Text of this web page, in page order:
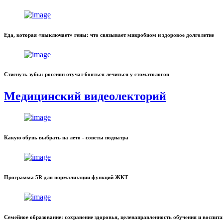
Еда, которая «выключает» гены: что связывает микробиом и здоровое долголетие
Стиснуть зубы: россиян отучат бояться лечиться у стоматологов
Медицинский видеолекторий
Какую обувь выбрать на лето - советы подиатра
Программа 5R для нормализации функций ЖКТ
Семейное образование: сохранение здоровья, целенаправленность обучения и